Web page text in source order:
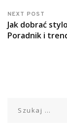
NEXT POST
Jak dobrać
Poradnik i